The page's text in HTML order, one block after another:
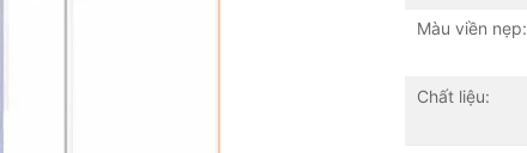
Màu viền nẹp:
Chất liệu: